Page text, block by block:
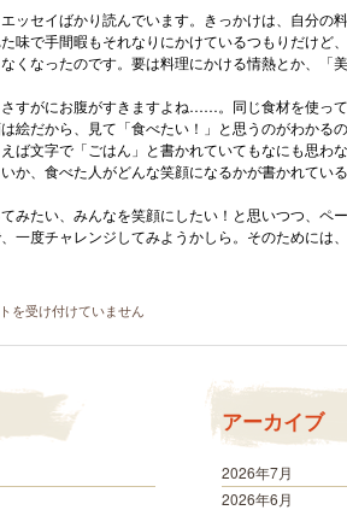
ッセイばかり読んでいます。きっかけは、自分の
味で手間暇もそれなりにかけているつもりだけど
くなったのです。要は料理にかける情熱とか、「
すがにお腹がすきますよね……。同じ食材を使っ
絵だから、見て「食べたい！」と思うのがわかる
ば文字で「ごはん」と書かれていてもなにも思わ
か、食べた人がどんな笑顔になるかが書かれてい
みたい、みんなを笑顔にしたい！と思いつつ、ペ
一度チャレンジしてみようかしら。そのためには
を受け付けていません
アーカイブ
2026年7月
2026年6月